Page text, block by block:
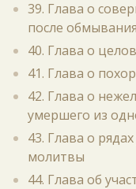
39. Глава о
после
40. Глава о
41. Глава о
42. Глава о
умершего из
43. Глава о
молитвы
44. Глава об